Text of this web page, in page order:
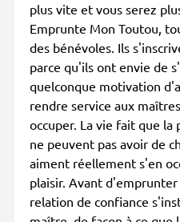
plus vite et vous serez
Emprunte Mon Toutou,
des bénévoles. Ils
parce qu'ils ont envie de
quelconque motivation
rendre service aux
occuper. La vie fait que
ne peuvent pas avoir de
aiment réellement s'en
plaisir. Avant
relation de confiance